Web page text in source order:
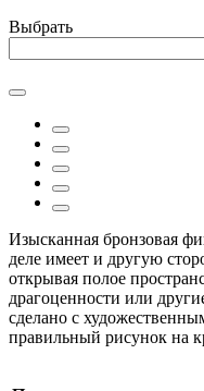
Выбрать
Изысканная бронзовая
деле имеет и другую
открывая полое
драгоценности или
сделано с
правильный рисунок на